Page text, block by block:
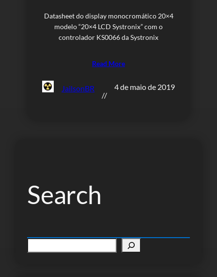
Datasheet do display monocromático 20×4
modelo “20×4 LCD Systronix” com o
controlador KS0066 da Systronix
Read More
JailsonBR
//
4 de maio de 2019
Search
e